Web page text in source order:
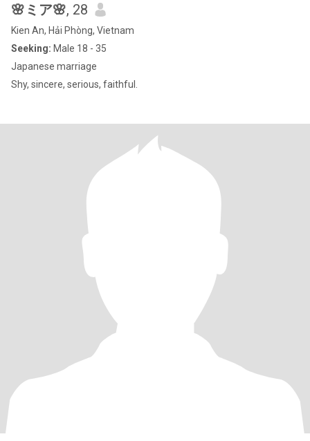
🌸ミア🌸, 28
Kien An, Hải Phòng, Vietnam
Seeking: Male 18 - 35
Japanese marriage
Shy, sincere, serious, faithful.